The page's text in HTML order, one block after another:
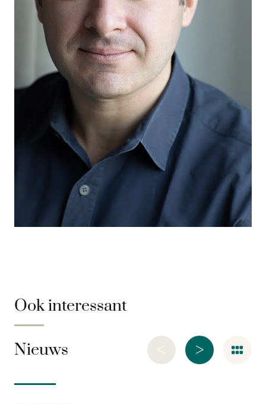
Ook interessant
Nieuws >
<